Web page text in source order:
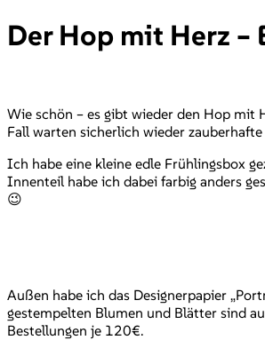
Der Hop mit Herz
Wie schön – es gibt wieder den Hop mit
Fall warten sicherlich wieder
Ich habe eine kleine edle Frühlingsbox
Innenteil habe ich dabei farbig anders
😉
Außen habe ich das Designerpapier
gestempelten Blumen und Blätter sind
Bestellungen je 120€.